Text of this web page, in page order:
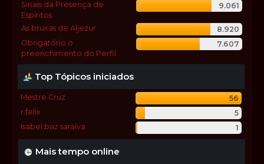
Sinais da Presença de
Espíritos
9.061
As bruxas de Aljezur
8.920
Obrigatório o
preenchimento do Perfil
7.607
Top Tópicos iniciados
Mestre Cruz
56
r.felix
5
Isabel baz saraiva
1
Mais tempo online